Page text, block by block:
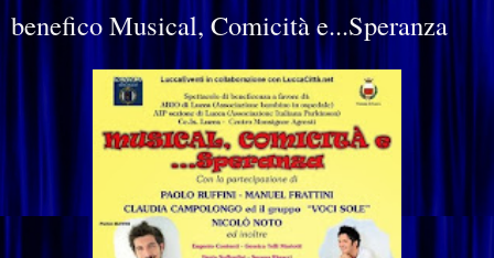
benefico Musical, Comicità e...Speranza